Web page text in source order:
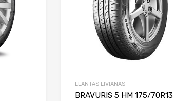
LLANTAS LIVIANAS
BRAVURIS 5 HM 175/70R13